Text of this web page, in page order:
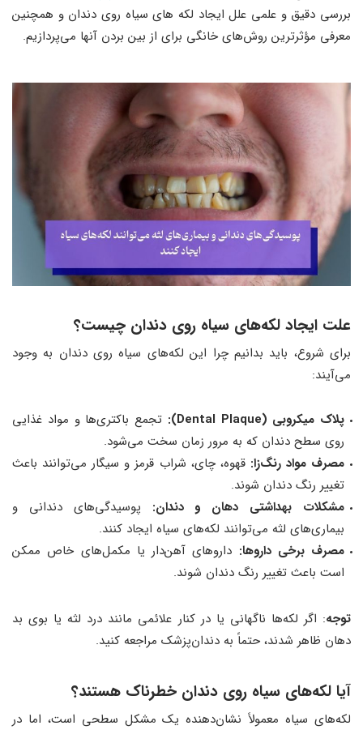
بررسی دقیق و علمی علل ایجاد لکه های سیاه روی دندان و همچنین
معرفی مؤثرترین روش‌های خانگی برای از بین بردن آنها می‌پردازیم.
علت ایجاد لکه‌های سیاه روی دندان چیست؟
برای شروع، باید بدانیم چرا این لکه‌های سیاه روی دندان به وجود
می‌آیند:
پلاک میکروبی (Dental Plaque):
تجمع باکتری‌ها و مواد غذایی
روی سطح دندان که به مرور زمان سخت می‌شود.
مصرف مواد رنگ‌زا: قهوه، چای، شراب قرمز و سیگار می‌توانند باعث
تغییر رنگ دندان شوند.
مشکلات بهداشتی دهان و دندان: پوسیدگی‌های دندانی و
بیماری‌های لثه می‌توانند لکه‌های سیاه ایجاد کنند.
مصرف برخی داروها: داروهای آهن‌دار یا مکمل‌های خاص ممکن
است باعث تغییر رنگ دندان شوند.
توجه: اگر لکه‌ها ناگهانی یا در کنار علائمی مانند درد لثه یا بوی بد
دهان ظاهر شدند، حتماً به دندان‌پزشک مراجعه کنید.
آیا لکه‌های سیاه روی دندان خطرناک هستند؟
لکه‌های سیاه معمولاً نشان‌دهنده‌ یک مشکل سطحی است، اما در